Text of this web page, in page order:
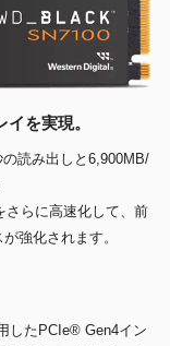
を実現。
読み出しと6,900MB/
らに高速化して、前
強化されます。
したPCIe® Gen4イン